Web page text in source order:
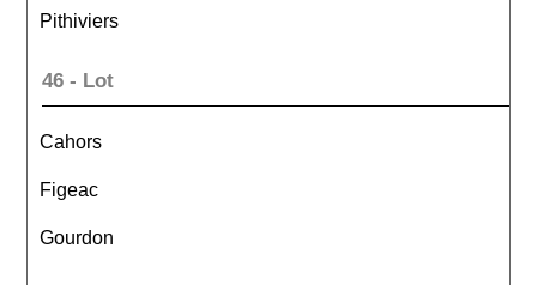
Pithiviers
46 - Lot
Cahors
Figeac
Gourdon